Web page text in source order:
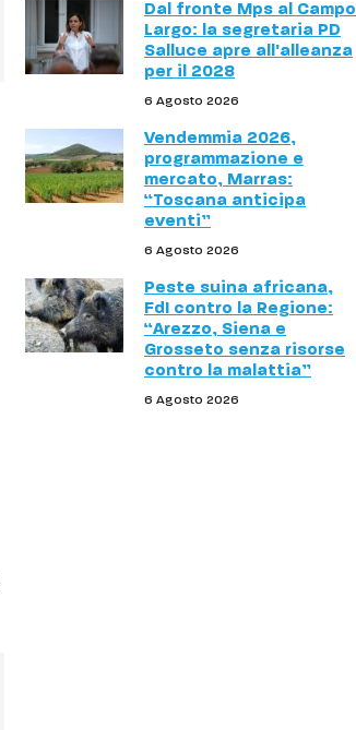
Dal fronte Mps al Campo
Largo: la segretaria PD
Salluce apre all'alleanza
per il 2028
6 Agosto 2026
Vendemmia 2026,
programmazione e
mercato, Marras:
“Toscana anticipa
eventi”
6 Agosto 2026
Peste suina africana,
FdI contro la Regione:
“Arezzo, Siena e
Grosseto senza risorse
contro la malattia”
6 Agosto 2026